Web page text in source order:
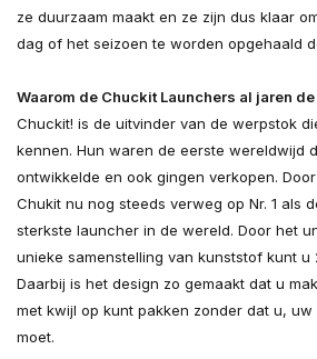
ze duurzaam maakt en ze zijn dus klaar
dag of het seizoen te worden opgehaald
Waarom de Chuckit Launchers al jaren de
Chuckit! is de uitvinder van de werpstok
kennen. Hun waren de eerste wereldwijd
ontwikkelde en ook gingen verkopen.
Chukit nu nog steeds verweg op Nr. 1 als
sterkste launcher in de wereld. Door het
unieke samenstelling van kunststof kunt u
Daarbij is het design zo gemaakt dat u
met kwijl op kunt pakken zonder dat u,
moet.